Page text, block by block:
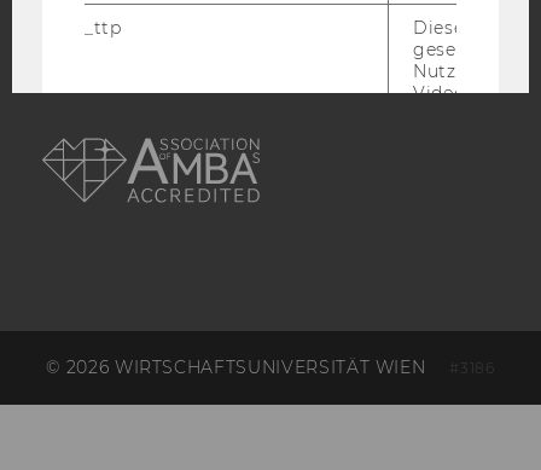
© 2026 WIRTSCHAFTSUNIVERSITÄT WIEN #3186
_ttp
Dieser
gesetzt, um
Nutzung des
Videoplayers
sd_client_id
_rdt_uuid
Dieses
Interaktionen